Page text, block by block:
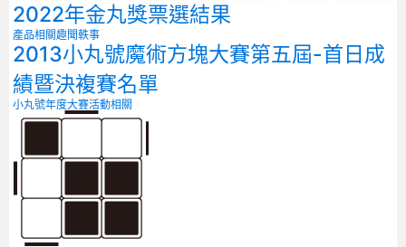
2022年金丸獎票選結果
產品相關趣聞軼事
2013小丸號魔術方塊大賽第五屆-首日成
績暨決複賽名單
小丸號年度大賽活動相關